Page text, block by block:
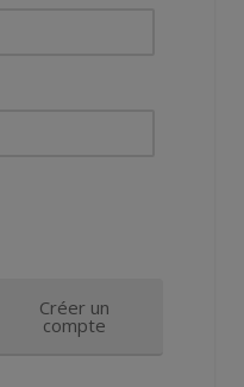
Créer un
compte